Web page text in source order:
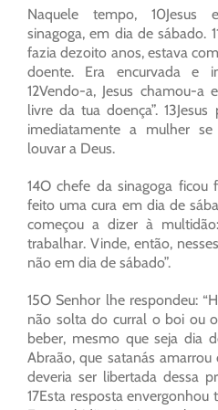
Naquele tempo, 10Jesus
sinagoga, em dia de sábado.
fazia dezoito anos, estava
doente. Era encurvada e
12Vendo-a, Jesus chamou-a
livre da tua doença”.
imediatamente a mulher
louvar a Deus.
14O chefe da sinagoga ficou
feito uma cura em dia de
começou a dizer à
trabalhar. Vinde, então,
não em dia de sábado”.
15O Senhor lhe respondeu:
não solta do curral o boi ou
beber, mesmo que seja dia
Abraão, que satanás
deveria ser libertada dessa
17Esta resposta envergonhou